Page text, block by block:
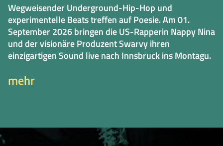
Wegweisender Underground-Hip-Hop und
experimentelle Beats treffen auf Poesie. Am 01.
September 2026 bringen die US-Rapperin Nappy Nina
und der visionäre Produzent Swarvy ihren
einzigartigen Sound live nach Innsbruck ins Montagu.
mehr